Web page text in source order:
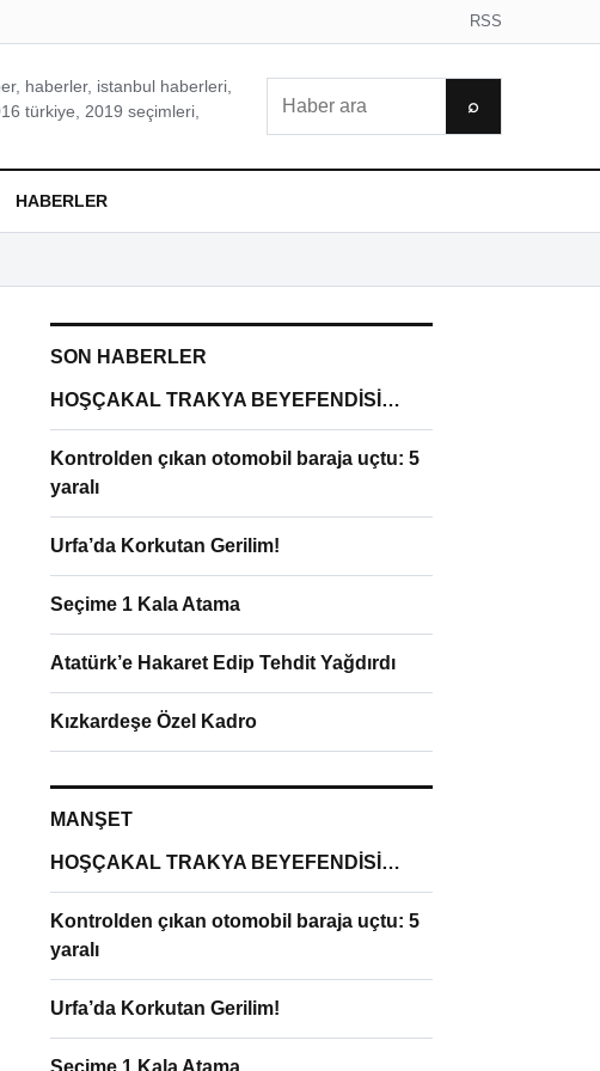
RSS
haberler, istanbul haberleri,
türkiye, 2019 seçimleri,
⌕
HABERLER
SON HABERLER
HOŞÇAKAL TRAKYA BEYEFENDİSİ…
Kontrolden çıkan otomobil baraja uçtu: 5
yaralı
Urfa’da Korkutan Gerilim!
Seçime 1 Kala Atama
Atatürk’e Hakaret Edip Tehdit Yağdırdı
Kızkardeşe Özel Kadro
MANŞET
HOŞÇAKAL TRAKYA BEYEFENDİSİ…
Kontrolden çıkan otomobil baraja uçtu: 5
yaralı
Urfa’da Korkutan Gerilim!
Seçime 1 Kala Atama